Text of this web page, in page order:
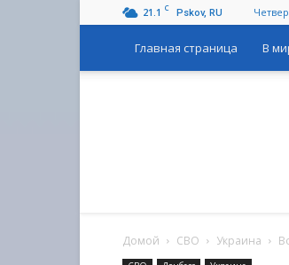
21.1 C Pskov, RU
Главная страница В
Домой СВО Украина